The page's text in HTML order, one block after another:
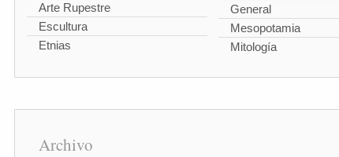
Arte Rupestre
Escultura
Etnias
General
Mesopotamia
Mitología
Archivo